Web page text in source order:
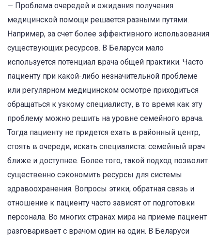
— Проблема очередей и ожидания получения
медицинской помощи решается разными путями.
Например, за счет более эффективного использования
существующих ресурсов. В Беларуси мало
используется потенциал врача общей практики. Часто
пациенту при какой-либо незначительной проблеме
или регулярном медицинском осмотре приходиться
обращаться к узкому специалисту, в то время как эту
проблему можно решить на уровне семейного врача.
Тогда пациенту не придется ехать в районный центр,
стоять в очереди, искать специалиста: семейный врач
ближе и доступнее. Более того, такой подход позволит
существенно сэкономить ресурсы для системы
здравоохранения. Вопросы этики, обратная связь и
отношение к пациенту часто зависят от подготовки
персонала. Во многих странах мира на приеме пациент
разговаривает с врачом один на один. В Беларуси